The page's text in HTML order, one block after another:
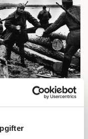
liter läcker